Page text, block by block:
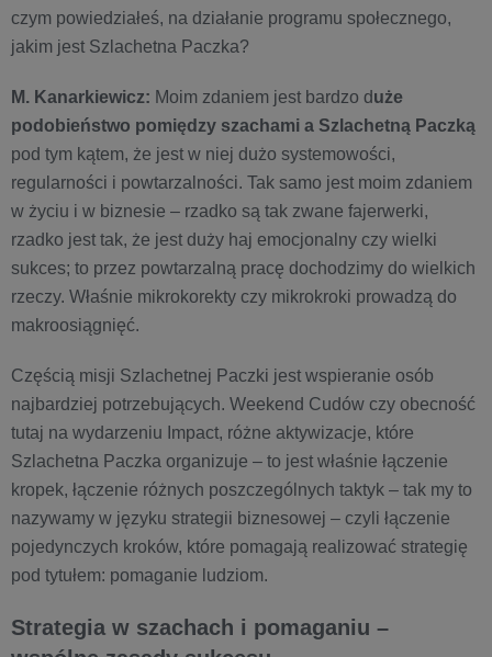
czym powiedziałeś, na działanie programu społecznego,
jakim jest Szlachetna Paczka?
M. Kanarkiewicz: Moim zdaniem jest bardzo duże
podobieństwo pomiędzy szachami a Szlachetną Paczką
pod tym kątem, że jest w niej dużo systemowości,
regularności i powtarzalności. Tak samo jest moim zdaniem
w życiu i w biznesie – rzadko są tak zwane fajerwerki,
rzadko jest tak, że jest duży haj emocjonalny czy wielki
sukces; to przez powtarzalną pracę dochodzimy do wielkich
rzeczy. Właśnie mikrokorekty czy mikrokroki prowadzą do
makroosiągnięć.
Częścią misji Szlachetnej Paczki jest wspieranie osób
najbardziej potrzebujących. Weekend Cudów czy obecność
tutaj na wydarzeniu Impact, różne aktywizacje, które
Szlachetna Paczka organizuje – to jest właśnie łączenie
kropek, łączenie różnych poszczególnych taktyk – tak my to
nazywamy w języku strategii biznesowej – czyli łączenie
pojedynczych kroków, które pomagają realizować strategię
pod tytułem: pomaganie ludziom.
Strategia w szachach i pomaganiu –